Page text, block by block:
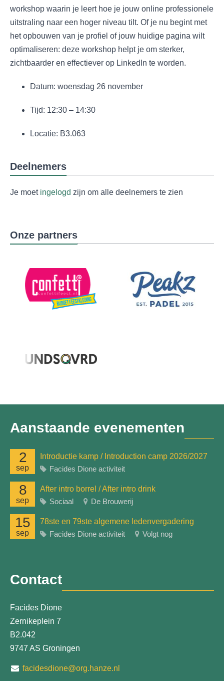
workshop waarin je leert hoe je jouw online professionele
uitstraling naar een hoger niveau tilt. Of je nu begint met
het opbouwen van je profiel of jouw huidige pagina wilt
optimaliseren: deze workshop helpt je om sterker,
zichtbaarder en effectiever op LinkedIn te worden.
Datum: woensdag 26 november
Tijd: 12:30 – 14:30
Locatie: B3.063
Deelnemers
Je moet ingelogd zijn om alle deelnemers te zien
Onze partners
Aanstaande evenementen
2
sep
Introductie kamp / Introduction camp 2026/2027
Facides Dione activiteit
8
sep
After intro borrel / After intro drink
Sociaal
De Brouwerij
15
sep
78ste en 79ste algemene ledenvergadering
Facides Dione activiteit
Volgt nog
Contact
Facides Dione
Zernikeplein 7
B2.042
9747 AS Groningen
facidesdione@org.hanze.nl